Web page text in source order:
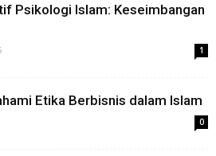
Psikologi Islam: Keseimbangan
1
Etika Berbisnis dalam Islam
0